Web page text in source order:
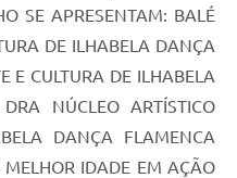
SE APRESENTAM: BALÉ
DE ILHABELA DANÇA
E CULTURA DE ILHABELA
NÚCLEO ARTÍSTICO
DANÇA FLAMENCA
IDADE EM AÇÃO